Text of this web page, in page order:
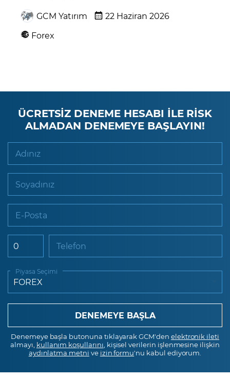
GCM Yatırım
22 Haziran 2026
Forex
ÜCRETSİZ DENEME HESABI İLE RİSK
ALMADAN DENEMEYE BAŞLAYIN!
Adınız
Soyadınız
E-Posta
Telefon
Piyasa Seçimi
Denemeye başla butonuna tıklayarak GCM'den elektronik ileti
almayı, kullanım koşullarını , kişisel verilerin işlenmesine ilişkin
aydınlatma metni ve izin formu'nu kabul ediyorum.